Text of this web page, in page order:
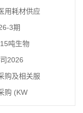
用耗材供应
期
吨生物
2026
购及相关服
购 (KW